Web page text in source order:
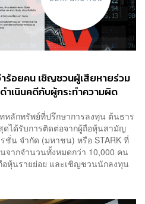
ร้อยคน เชิญชวนผู้เสียหายร่วม
ำเนินคดีกับผู้กระทำความผิด
ลักทรัพย์ที่ปรึกษาการลงทุน ต้นธาร
ดได้รับการติดต่อจากผู้ถือหุ้นสามัญ
ชั่น จำกัด (มหาชน) หรือ STARK ที่
จากจำนวนทั้งหมดกว่า 10,000 คน
หุ้นรายย่อย และเชิญชวนนักลงทุน